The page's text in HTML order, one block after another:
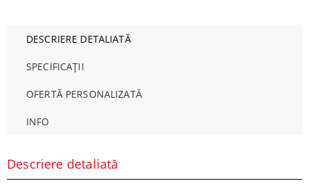
DESCRIERE DETALIATĂ
SPECIFICAȚII
OFERTĂ PERSONALIZATĂ
INFO
Descriere detaliată